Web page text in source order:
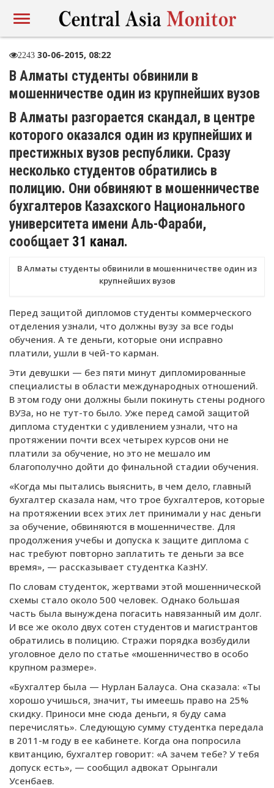
2243 30-06-2015, 08:22
В Алматы студенты обвинили в
мошенничестве один из крупнейших вузов
В Алматы разгорается скандал, в центре
которого оказался один из крупнейших и
престижных вузов республики. Сразу
несколько студентов обратились в
полицию. Они обвиняют в мошенничестве
бухгалтеров Казахского Национального
университета имени Аль-Фараби,
сообщает 31 канал.
В Алматы студенты обвинили в мошенничестве один из
крупнейших вузов
Перед защитой дипломов студенты коммерческого
отделения узнали, что должны вузу за все годы
обучения. А те деньги, которые они исправно
платили, ушли в чей-то карман.
Эти девушки — без пяти минут дипломированные
специалисты в области международных отношений.
В этом году они должны были покинуть стены родного
ВУЗа, но не тут-то было. Уже перед самой защитой
диплома студентки с удивлением узнали, что на
протяжении почти всех четырех курсов они не
платили за обучение, но это не мешало им
благополучно дойти до финальной стадии обучения.
«Когда мы пытались выяснить, в чем дело, главный
бухгалтер сказала нам, что трое бухгалтеров, которые
на протяжении всех этих лет принимали у нас деньги
за обучение, обвиняются в мошенничестве. Для
продолжения учебы и допуска к защите диплома с
нас требуют повторно заплатить те деньги за все
время», — рассказывает студентка КазНУ.
По словам студенток, жертвами этой мошеннической
схемы стало около 500 человек. Однако большая
часть была вынуждена погасить навязанный им долг.
И все же около двух сотен студентов и магистрантов
обратились в полицию. Стражи порядка возбудили
уголовное дело по статье «мошенничество в особо
крупном размере».
«Бухгалтер была — Нурлан Балауса. Она сказала: «Ты
хорошо учишься, значит, ты имеешь право на 25%
скидку. Приноси мне сюда деньги, я буду сама
перечислять». Следующую сумму студентка передала
в 2011-м году в ее кабинете. Когда она попросила
квитанцию, бухгалтер говорит: «А зачем тебе? У тебя
допуск есть», — сообщил адвокат Орынгали
Усенбаев.